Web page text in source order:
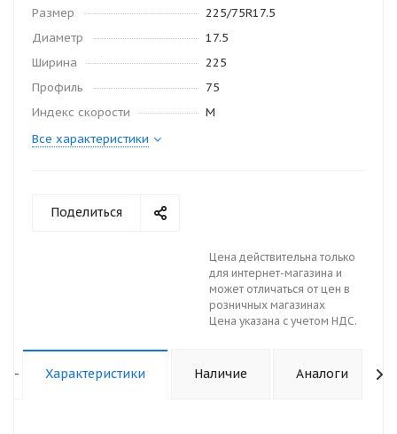
Размер
225/75R17.5
Диаметр
17.5
Ширина
225
Профиль
75
Индекс скорости
M
Все характеристики
Поделиться
Цена действительна только
для интернет-магазина и
может отличаться от цен в
розничных магазинах
Цена указана с учетом НДС.
- Характеристики Наличие Аналоги